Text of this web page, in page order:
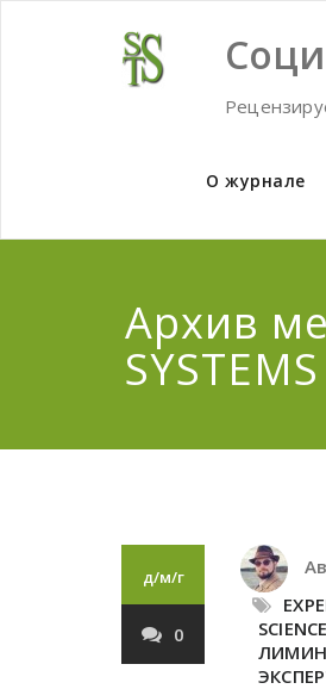
О журнале
Архив
SYSTEMS
д/м/г
0
SCIENCE